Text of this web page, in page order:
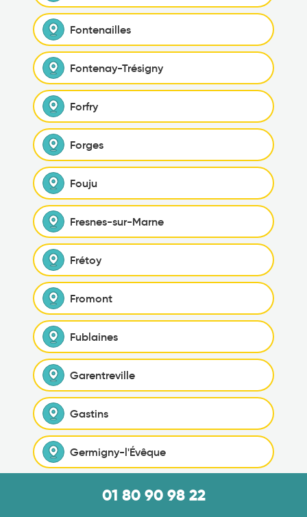
Fontenailles
Fontenay-Trésigny
Forfry
Forges
Fouju
Fresnes-sur-Marne
Frétoy
Fromont
Fublaines
Garentreville
Gastins
Germigny-l'Évêque
Germigny-sous-Coulombs
01 80 90 98 22